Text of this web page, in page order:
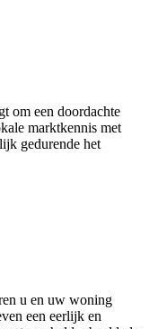
om een doordachte
marktkennis met
gedurende het
u en uw woning
een eerlijk en